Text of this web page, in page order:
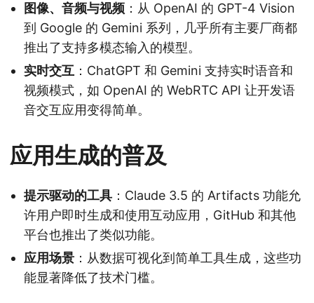
图像、音频与视频 ：从 OpenAI 的 GPT-4 Vision
到 Google 的 Gemini 系列，几乎所有主要厂商都
推出了支持多模态输入的模型。
实时交互 ：ChatGPT 和 Gemini 支持实时语音和
视频模式，如 OpenAI 的 WebRTC API 让开发语
音交互应用变得简单。
应用生成的普及
提示驱动的工具 ：Claude 3.5 的 Artifacts 功能允
许用户即时生成和使用互动应用，GitHub 和其他
平台也推出了类似功能。
应用场景 ：从数据可视化到简单工具生成，这些功
能显著降低了技术门槛。